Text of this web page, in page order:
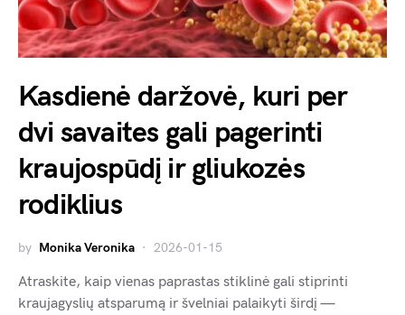
Kasdienė daržovė, kuri per
dvi savaites gali pagerinti
kraujospūdį ir gliukozės
rodiklius
by Monika Veronika 2026-01-15
Atraskite, kaip vienas paprastas stiklinė gali stiprinti
kraujagyslių atsparumą ir švelniai palaikyti širdį —